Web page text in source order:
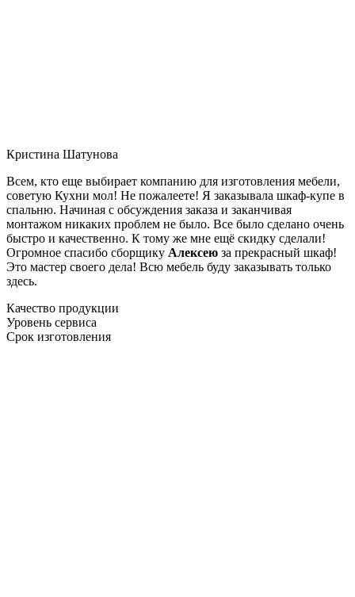
Кристина Шатунова
Всем, кто еще выбирает компанию для изготовления мебели,
советую Кухни мол! Не пожалеете! Я заказывала шкаф-купе в
спальню. Начиная с обсуждения заказа и заканчивая
монтажом никаких проблем не было. Все было сделано очень
быстро и качественно. К тому же мне ещё скидку сделали!
Огромное спасибо сборщику Алексею за прекрасный шкаф!
Это мастер своего дела! Всю мебель буду заказывать только
здесь.
Качество продукции
Уровень сервиса
Срок изготовления